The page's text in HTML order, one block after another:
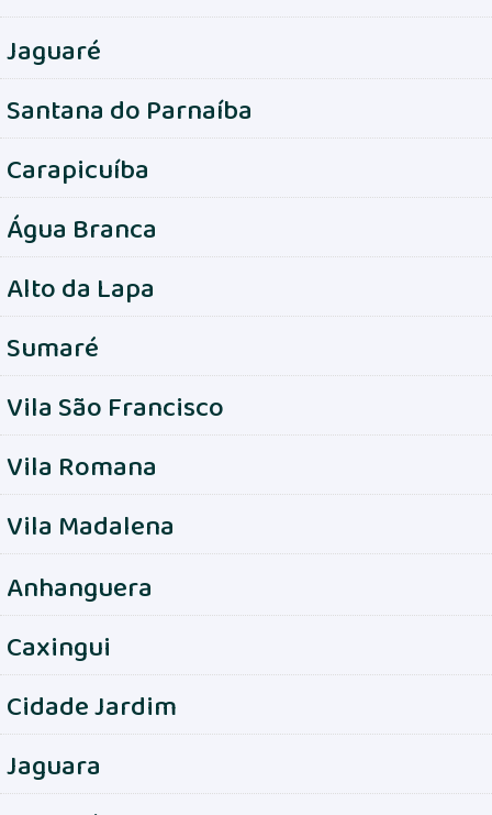
Jaguaré
Santana do Parnaíba
Carapicuíba
Água Branca
Alto da Lapa
Sumaré
Vila São Francisco
Vila Romana
Vila Madalena
Anhanguera
Caxingui
Cidade Jardim
Jaguara